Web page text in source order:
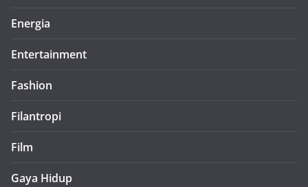
Energia
Entertainment
Fashion
Filantropi
Film
Gaya Hidup